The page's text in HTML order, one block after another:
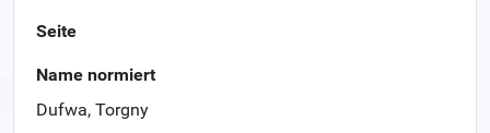
Seite
Name normiert
Dufwa, Torgny